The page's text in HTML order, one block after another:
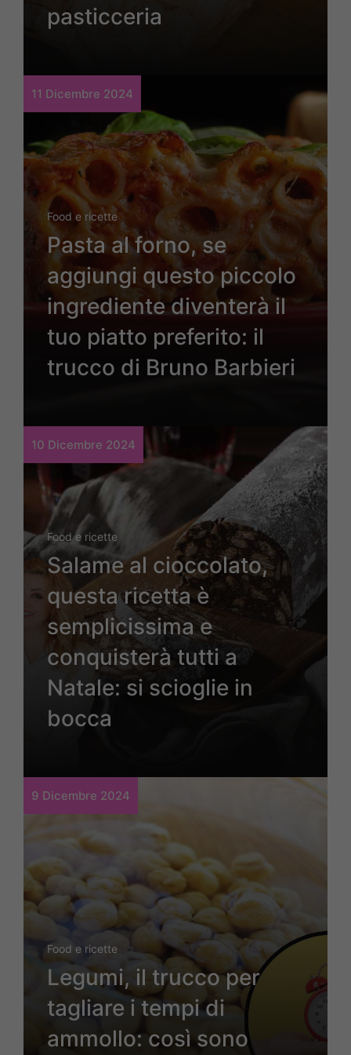
pasticceria
11 Dicembre 2024
Food e ricette
Pasta al forno, se
aggiungi questo piccolo
ingrediente diventerà il
tuo piatto preferito: il
trucco di Bruno Barbieri
10 Dicembre 2024
Food e ricette
Salame al cioccolato,
questa ricetta è
semplicissima e
conquisterà tutti a
Natale: si scioglie in
bocca
9 Dicembre 2024
Food e ricette
Legumi, il trucco per
tagliare i tempi di
ammollo: così sono